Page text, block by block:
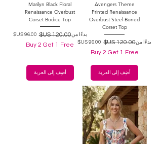
Avengers Theme
Printed Renaissance
Overbust Steel-Boned
Corset Top
بدءًا من
سعر عادي
‏120.00 US$
سعر البيع
Buy 2 Get 1 Free
أضِف إلى العربة
Marilyn Black Floral
Renaissance Overbust
Corset Bodice Top
بدءًا من
سعر عادي
‏120.00 US$
سعر البيع
Buy 2 Get 1 Free
أضِف إلى العربة